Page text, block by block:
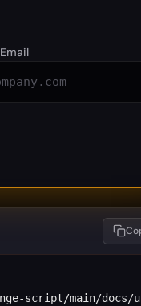
script/main/docs/